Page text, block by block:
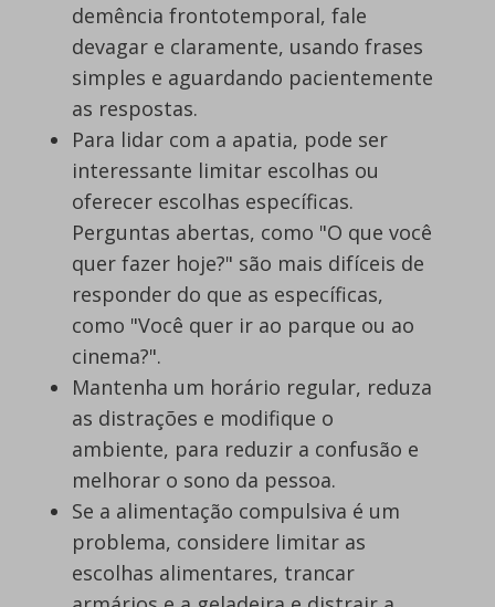
demência frontotemporal, fale
devagar e claramente, usando frases
simples e aguardando pacientemente
as respostas.
Para lidar com a apatia, pode ser
interessante limitar escolhas ou
oferecer escolhas específicas.
Perguntas abertas, como "O que você
quer fazer hoje?" são mais difíceis de
responder do que as específicas,
como "Você quer ir ao parque ou ao
cinema?".
Mantenha um horário regular, reduza
as distrações e modifique o
ambiente, para reduzir a confusão e
melhorar o sono da pessoa.
Se a alimentação compulsiva é um
problema, considere limitar as
escolhas alimentares, trancar